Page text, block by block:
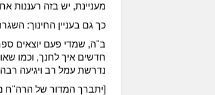
מעניינת, יש בזה רעננות
כך גם בעניין החינוך:
ב"ה, שמדי פעם יוצאים
חדשים איך לחנך, וכמו
נדרשת עמל רב ויגיעה
[יתברך המדור של הרה"ח